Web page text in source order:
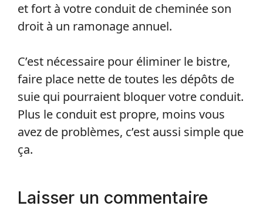
et fort à votre conduit de cheminée son
droit à un ramonage annuel.
C’est nécessaire pour éliminer le bistre,
faire place nette de toutes les dépôts de
suie qui pourraient bloquer votre conduit.
Plus le conduit est propre, moins vous
avez de problèmes, c’est aussi simple que
ça.
Laisser un commentaire